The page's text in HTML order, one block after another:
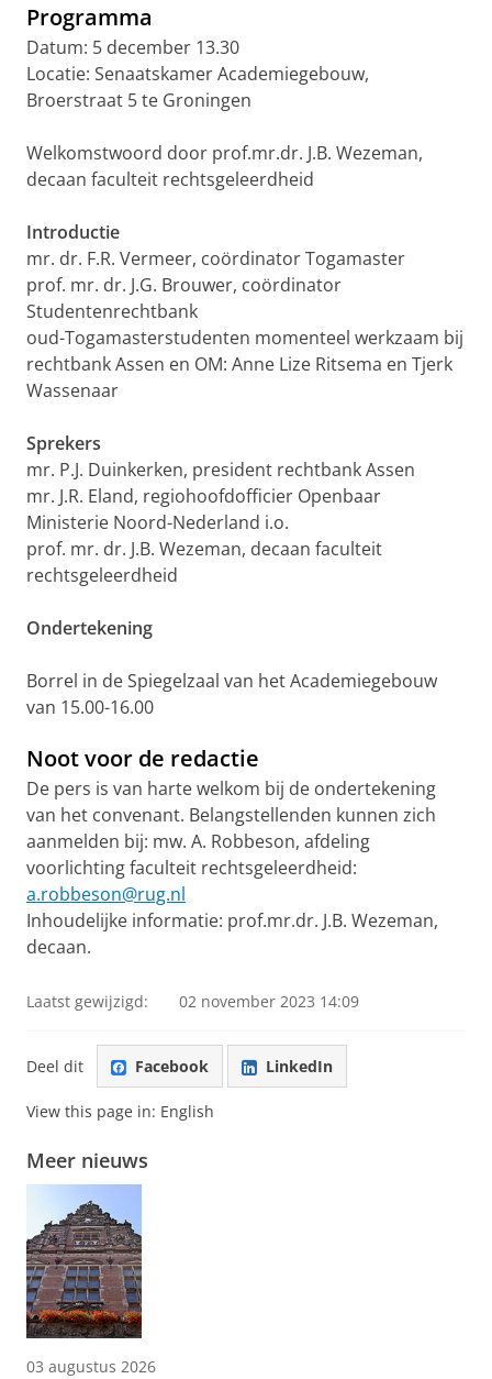
Programma
Datum: 5 december 13.30
Locatie: Senaatskamer Academiegebouw,
Broerstraat 5 te Groningen
Welkomstwoord door prof.mr.dr. J.B. Wezeman,
decaan faculteit rechtsgeleerdheid
Introductie
mr. dr. F.R. Vermeer, coördinator Togamaster
prof. mr. dr. J.G. Brouwer, coördinator
Studentenrechtbank
oud-Togamasterstudenten momenteel werkzaam bij
rechtbank Assen en OM: Anne Lize Ritsema en Tjerk
Wassenaar
Sprekers
mr. P.J. Duinkerken, president rechtbank Assen
mr. J.R. Eland, regiohoofdofficier Openbaar
Ministerie Noord-Nederland i.o.
prof. mr. dr. J.B. Wezeman, decaan faculteit
rechtsgeleerdheid
Ondertekening
Borrel in de Spiegelzaal van het Academiegebouw
van 15.00-16.00
Noot voor de redactie
De pers is van harte welkom bij de ondertekening
van het convenant. Belangstellenden kunnen zich
aanmelden bij: mw. A. Robbeson, afdeling
voorlichting faculteit rechtsgeleerdheid:
a.robbeson@rug.nl
Inhoudelijke informatie: prof.mr.dr. J.B. Wezeman,
decaan.
Laatst gewijzigd: 02 november 2023 14:09
Deel dit Facebook LinkedIn
View this page in: English
Meer nieuws
03 augustus 2026